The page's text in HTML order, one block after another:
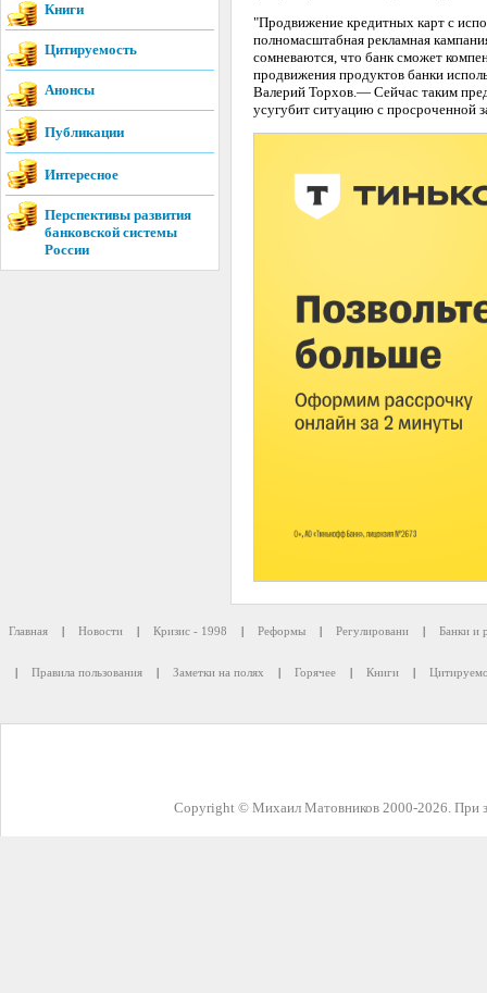
Книги
Цитируемость
Анонсы
Публикации
Интересное
Перспективы развития
банковской системы
России
"Продвижение кредитных карт с
полномасштабная рекламная
сомневаются, что банк сможет
продвижения продуктов банки
Валерий Торхов.— Сейчас таким
усугубит ситуацию с просроченной
Главная | Новости | Кризис - 1998 | Реформы | Регулировани | Банки и
| Правила пользования | Заметки на полях | Горячее | Книги |
Copyright © Михаил Матовников 2000-2026. При